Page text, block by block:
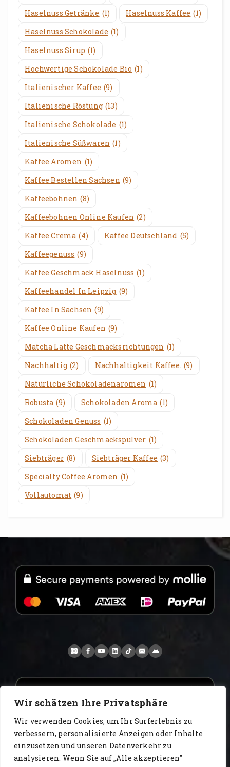
Wir schätzen Ihre Privatsphäre
Wir verwenden Cookies, um Ihr Surferlebnis zu
verbessern, personalisierte Anzeigen oder Inhalte
einzusetzen und unseren Datenverkehr zu
analysieren. Wenn Sie auf „Alle akzeptieren"
Haselnuss Getränke (1) Haselnuss Kaffee (1)
Haselnuss Schokolade (1)
Haselnuss Sirup (1)
Hochwertige Schokolade Bio (1)
Italienischer Kaffee (9)
Italienische Röstung (13)
Italienische Schokolade (1)
Italienische Süßwaren (1)
Kaffee Aromen (1)
Kaffee Bestellen Sachsen (9)
Kaffeebohnen (8)
Kaffeebohnen Online Kaufen (2)
Kaffee Crema (4) Kaffee Deutschland (5)
Kaffeegenuss (9)
Kaffee Geschmack Haselnuss (1)
Kaffeehandel In Leipzig (9)
Kaffee In Sachsen (9)
Kaffee Online Kaufen (9)
Matcha Latte Geschmacksrichtungen (1)
Nachhaltig (2) Nachhaltigkeit Kaffee. (9)
Natürliche Schokoladenaromen (1)
Robusta (9) Schokoladen Aroma (1)
Schokoladen Genuss (1)
Schokoladen Geschmackspulver (1)
Siebträger (8) Siebträger Kaffee (3)
Specialty Coffee Aromen (1)
Vollautomat (9)
www.AlbertoIT.com 2026 FoxKaffee Kaffeerösterei